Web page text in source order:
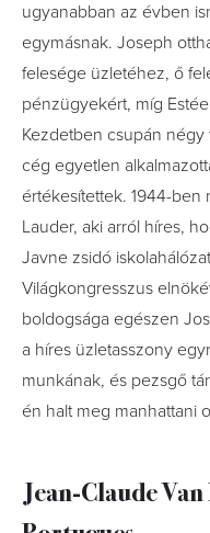
ugyanabban az évben
egymásnak. Joseph
felesége üzletéhez, ő
pénzügyekért, míg
Kezdetben csupán
cég egyetlen
értékesítettek. 1944-ben
Lauder, aki arról híres,
Javne zsidó
Világkongresszus
boldogsága egészen
a híres üzletasszony
munkának, és pezsgő
én halt meg manhattani
Jean-Claude